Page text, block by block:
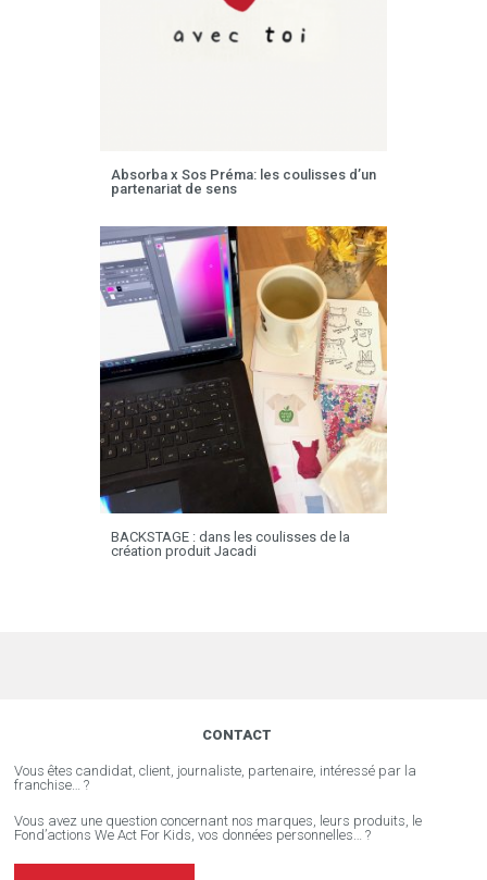
Absorba x Sos Préma: les coulisses d’un
partenariat de sens
BACKSTAGE : dans les coulisses de la
création produit Jacadi
CONTACT
Vous êtes candidat, client, journaliste, partenaire, intéressé par la
franchise… ?
Vous avez une question concernant nos marques, leurs produits, le
Fond’actions We Act For Kids, vos données personnelles… ?